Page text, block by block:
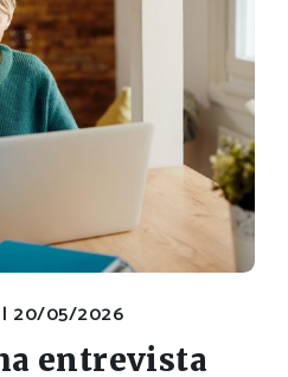
20/05/2026
entrevista